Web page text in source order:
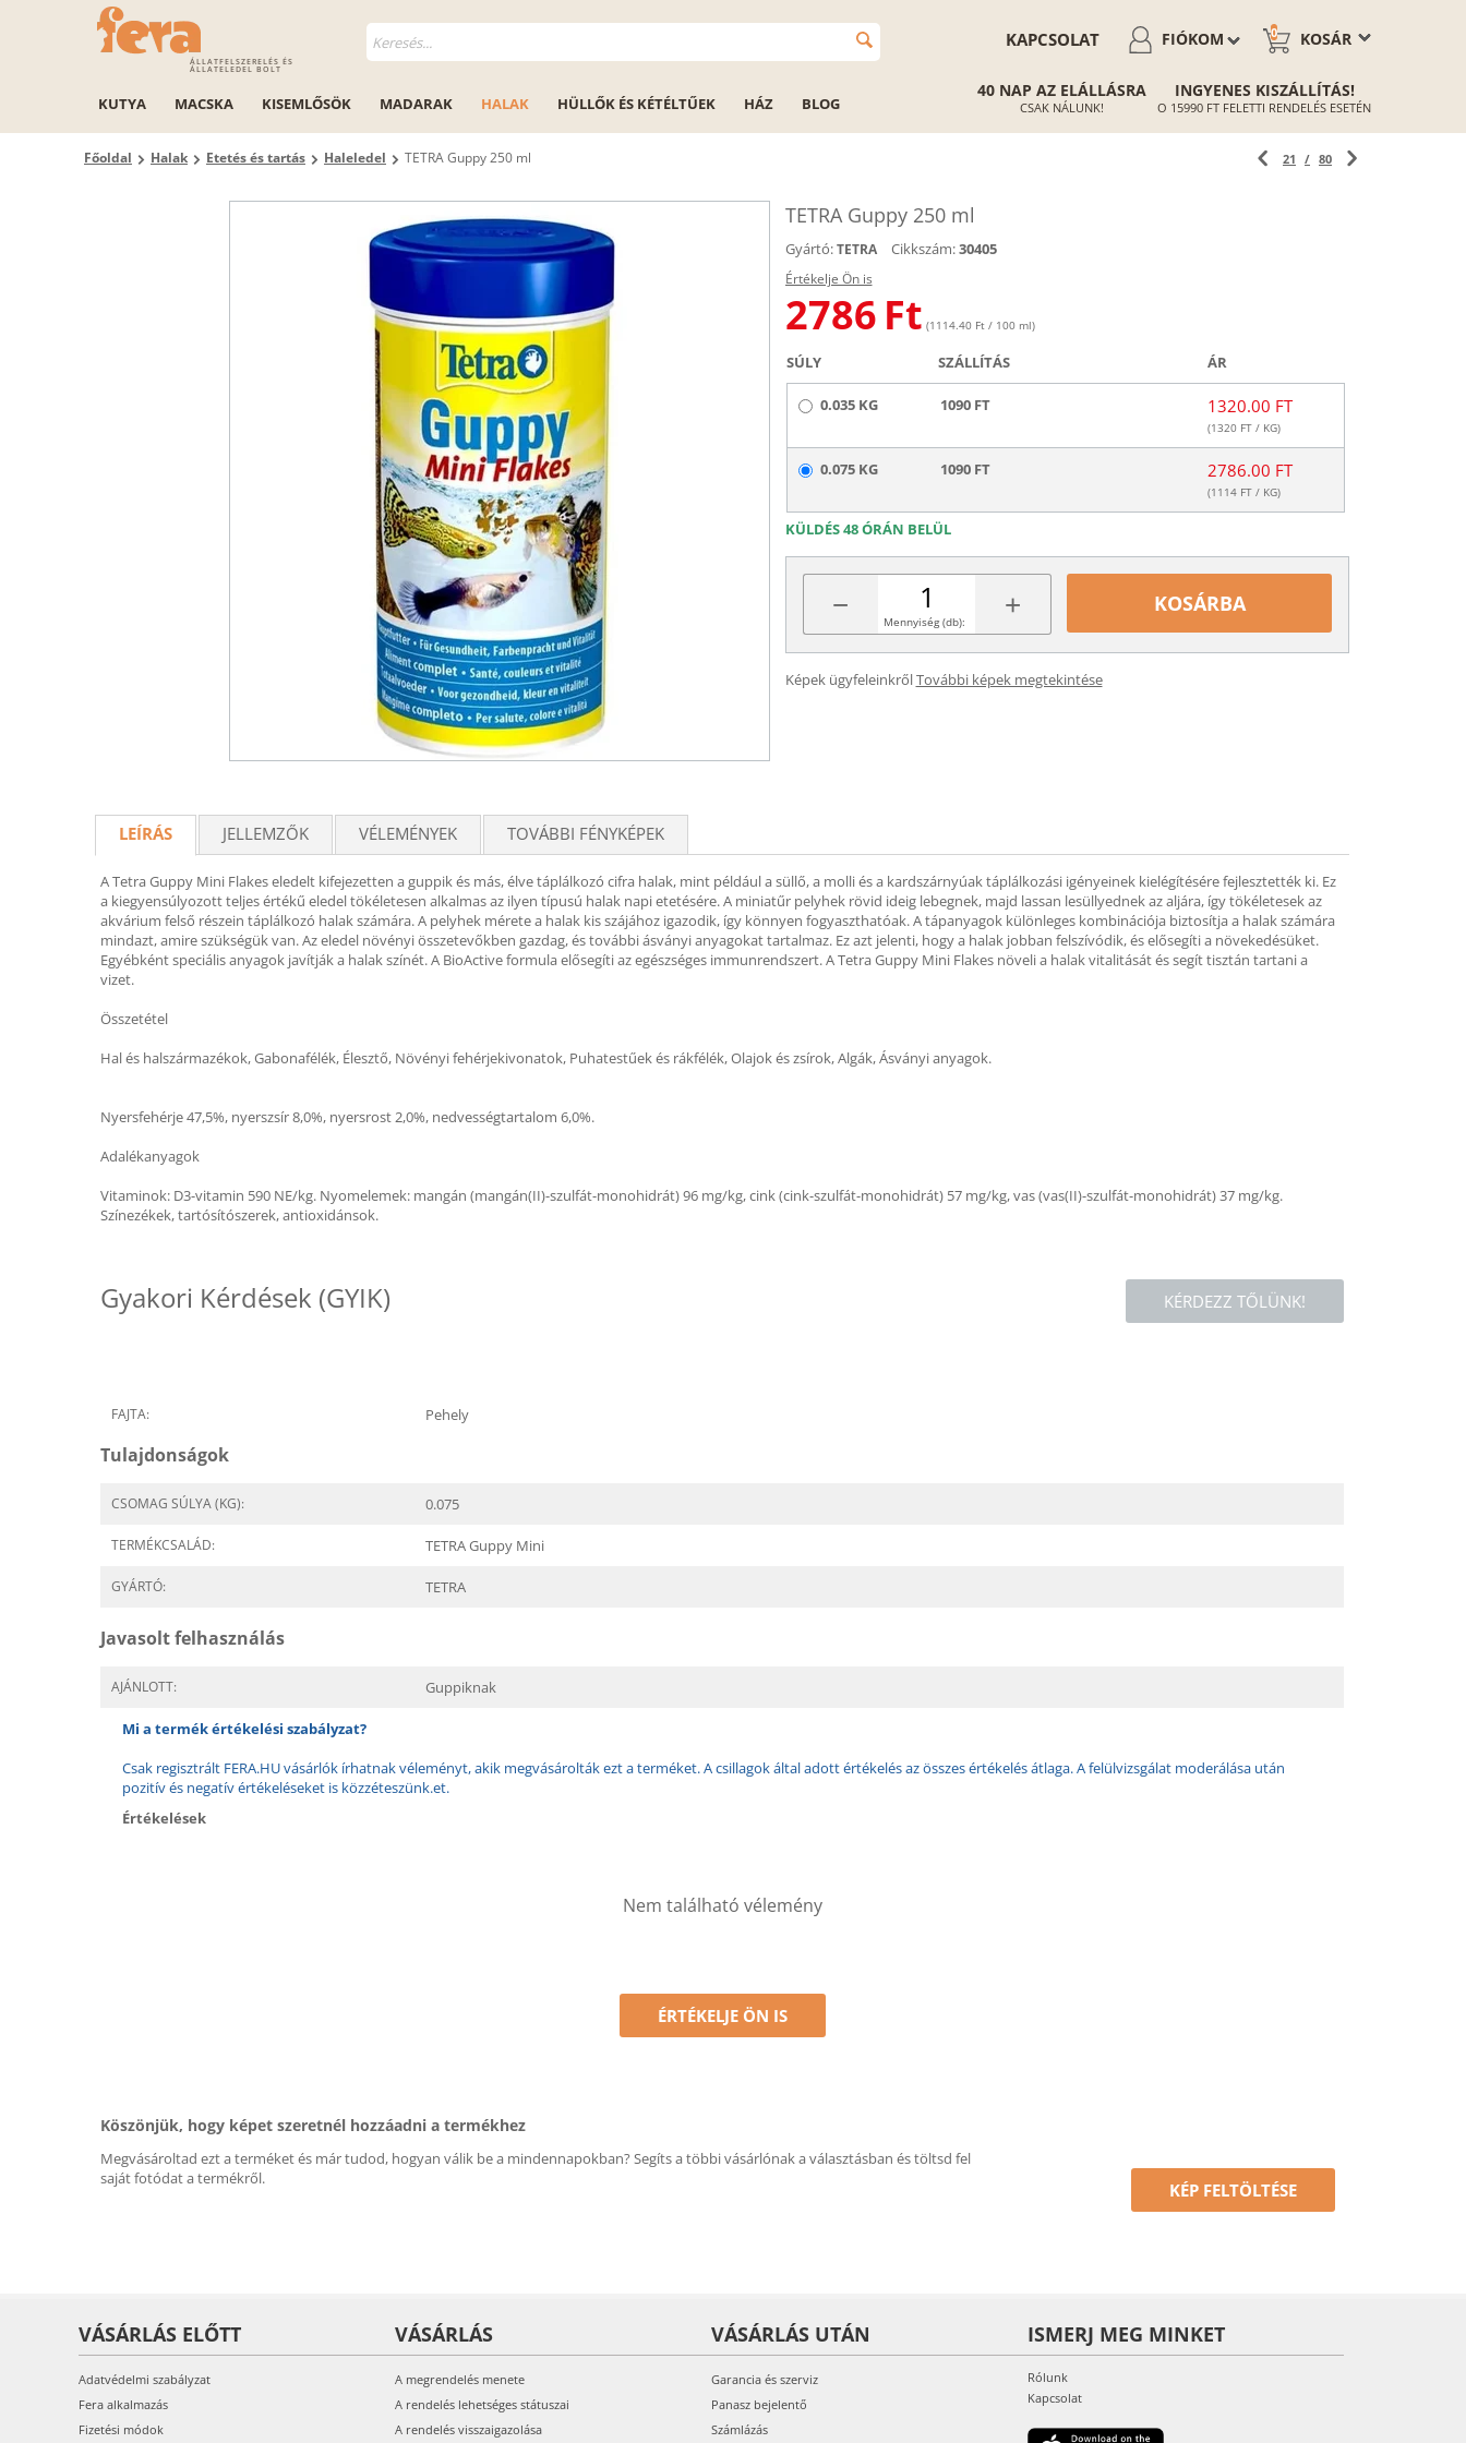
ÁLLATFELSZERELÉS ÉS
ÁLLATELEDEL BOLT
KOSÁR
0
FIÓKOM
KAPCSOLAT
KUTYA MACSKA KISEMLŐSÖK MADARAK HALAK HÜLLŐK ÉS KÉTÉLTŰEK HÁZ BLOG
40 NAP AZ ELÁLLÁSRA
CSAK NÁLUNK!
INGYENES KISZÁLLÍTÁS!
O 15990 FT FELETTI RENDELÉS ESETÉN
Főoldal Halak Etetés és tartás Haleledel TETRA Guppy 250 ml 21 / 80
TETRA Guppy 250 ml
Gyártó: TETRA Cikkszám:30405
Értékelje Ön is
2786 Ft (1114.40 Ft / 100 ml)
SÚLY SZÁLLÍTÁS ÁR
0.035 KG 1090 FT 1320.00 FT
(1320FT / KG)
0.075 KG 1090 FT 2786.00 FT
(1114FT / KG)
KÜLDÉS 48 ÓRÁN BELÜL
− +
Mennyiség (db):
KOSÁRBA
Képek ügyfeleinkrőlTovábbi képek megtekintése
LEÍRÁS JELLEMZŐK VÉLEMÉNYEK TOVÁBBI FÉNYKÉPEK
A Tetra Guppy Mini Flakes eledelt kifejezetten a guppik és más, élve táplálkozó cifra halak, mint például a süllő, a molli és a kardszárnyúak táplálkozási igényeinek kielégítésére fejlesztették ki. Ez
a kiegyensúlyozott teljes értékű eledel tökéletesen alkalmas az ilyen típusú halak napi etetésére. A miniatűr pelyhek rövid ideig lebegnek, majd lassan lesüllyednek az aljára, így tökéletesek az
akvárium felső részein táplálkozó halak számára. A pelyhek mérete a halak kis szájához igazodik, így könnyen fogyaszthatóak. A tápanyagok különleges kombinációja biztosítja a halak számára
mindazt, amire szükségük van. Az eledel növényi összetevőkben gazdag, és további ásványi anyagokat tartalmaz. Ez azt jelenti, hogy a halak jobban felszívódik, és elősegíti a növekedésüket.
Egyébként speciális anyagok javítják a halak színét. A BioActive formula elősegíti az egészséges immunrendszert. A Tetra Guppy Mini Flakes növeli a halak vitalitását és segít tisztán tartani a
vizet.
Összetétel
Hal és halszármazékok, Gabonafélék, Élesztő, Növényi fehérjekivonatok, Puhatestűek és rákfélék, Olajok és zsírok, Algák, Ásványi anyagok.
Nyersfehérje 47,5%, nyerszsír 8,0%, nyersrost 2,0%, nedvességtartalom 6,0%.
Adalékanyagok
Vitaminok: D3-vitamin 590 NE/kg. Nyomelemek: mangán (mangán(II)-szulfát-monohidrát) 96 mg/kg, cink (cink-szulfát-monohidrát) 57 mg/kg, vas (vas(II)-szulfát-monohidrát) 37 mg/kg.
Színezékek, tartósítószerek, antioxidánsok.
KÉRDEZZ TŐLÜNK!
Gyakori Kérdések (GYIK)
FAJTA: Pehely
Tulajdonságok
CSOMAG SÚLYA (KG): 0.075
TERMÉKCSALÁD: TETRA Guppy Mini
GYÁRTÓ: TETRA
Javasolt felhasználás
AJÁNLOTT: Guppiknak
Mi a termék értékelési szabályzat?
Csak regisztrált FERA.HU vásárlók írhatnak véleményt, akik megvásárolták ezt a terméket. A csillagok által adott értékelés az összes értékelés átlaga. A felülvizsgálat moderálása után
pozitív és negatív értékeléseket is közzéteszünk.et.
Értékelések
Nem található vélemény
ÉRTÉKELJE ÖN IS
Köszönjük, hogy képet szeretnél hozzáadni a termékhez
Megvásároltad ezt a terméket és már tudod, hogyan válik be a mindennapokban? Segíts a többi vásárlónak a választásban és töltsd fel
saját fotódat a termékről.
KÉP FELTÖLTÉSE
VÁSÁRLÁS ELŐTT
Adatvédelmi szabályzat
Fera alkalmazás
Fizetési módok
VÁSÁRLÁS
A megrendelés menete
A rendelés lehetséges státuszai
A rendelés visszaigazolása
VÁSÁRLÁS UTÁN
Garancia és szerviz
Panasz bejelentő
Számlázás
ISMERJ MEG MINKET
Rólunk
Kapcsolat